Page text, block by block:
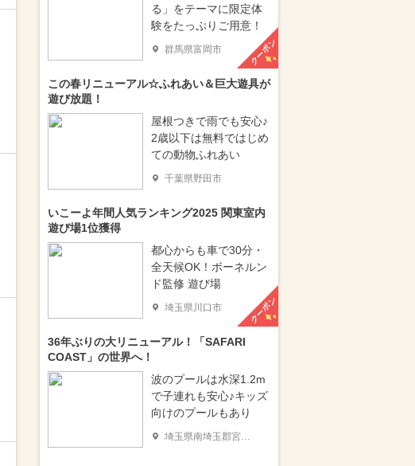
る」をテーマに限定体
験をたっぷりご用意！
群馬県富岡市 クーポン
この春リニューアル☆ふれあい＆巨大遊具が
遊び放題！
屋根つきで雨でも安心♪
2歳以下は無料ではじめ
ての動物ふれあい
千葉県野田市
いこーよ年間人気ランキング2025 関東室内
遊び場1位獲得
都心からも車で30分・
全天候OK！ボーネルン
ド監修 遊び場
埼玉県川口市 クーポン
36年ぶりの大リニューアル！「SAFARI
COAST」の世界へ！
波のプールは水深1.2m
で子連れも安心♪キッズ
向けのプールもあり
埼玉県南埼玉郡宮代町